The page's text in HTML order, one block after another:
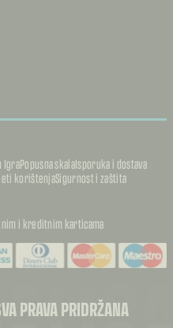
IgraPopusna skalaIsporuka i dostava
korištenjaSigurnost i zaštita
i kreditnim karticama
PRAVA PRIDRŽANA